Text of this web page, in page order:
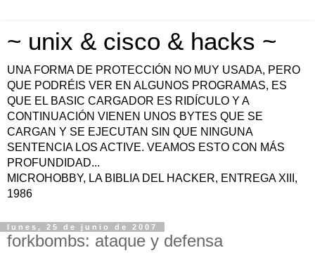
~ unix & cisco & hacks ~
UNA FORMA DE PROTECCIÓN NO MUY USADA, PERO
QUE PODRÉIS VER EN ALGUNOS PROGRAMAS, ES
QUE EL BASIC CARGADOR ES RIDÍCULO Y A
CONTINUACIÓN VIENEN UNOS BYTES QUE SE
CARGAN Y SE EJECUTAN SIN QUE NINGUNA
SENTENCIA LOS ACTIVE. VEAMOS ESTO CON MÁS
PROFUNDIDAD...
MICROHOBBY, LA BIBLIA DEL HACKER, ENTREGA XIII,
1986
lunes, 25 de junio de 2007
forkbombs: ataque y defensa